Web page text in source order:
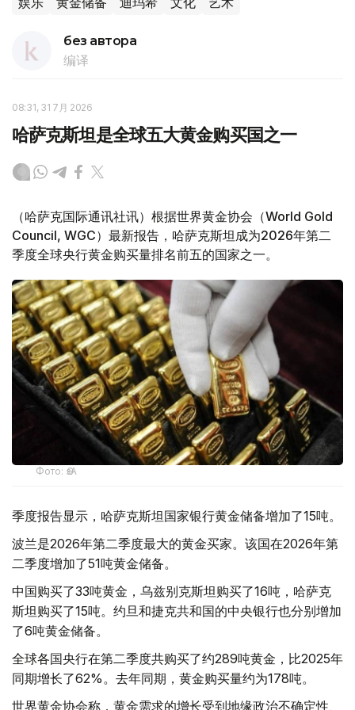
без автора
编译
08:31, 31 7月 2026
哈萨克斯坦是全球五大黄金购买国之一
（哈萨克国际通讯社讯）根据世界黄金协会（World Gold
Council, WGC）最新报告，哈萨克斯坦成为2026年第二
季度全球央行黄金购买量排名前五的国家之一。
Фото: ӨзА
季度报告显示，哈萨克斯坦国家银行黄金储备增加了15吨。
波兰是2026年第二季度最大的黄金买家。该国在2026年第
二季度增加了51吨黄金储备。
中国购买了33吨黄金，乌兹别克斯坦购买了16吨，哈萨克
斯坦购买了15吨。约旦和捷克共和国的中央银行也分别增加
了6吨黄金储备。
全球各国央行在第二季度共购买了约289吨黄金，比2025年
同期增长了62%。去年同期，黄金购买量约为178吨。
世界黄金协会称，黄金需求的增长受到地缘政治不确定性、